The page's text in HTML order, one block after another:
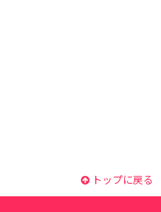
トップに戻る